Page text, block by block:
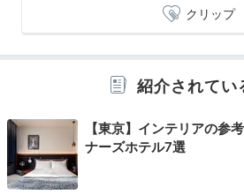
食後は共用ラウンジでまったりリラ
並べられた本を読んだり、彼とゆ
クリップ
紹介されてい
【東京】インテリアの参
ナーズホテル7選